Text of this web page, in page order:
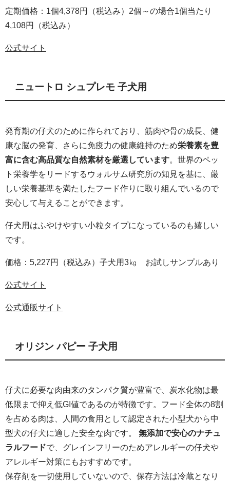
定期価格：1個4,378円（税込み）2個～の場合1個当たり
4,108円（税込み）
公式サイト
ニュートロ シュプレモ 子犬用
発育期の仔犬のために作られており、筋肉や骨の成長、健
康な脳の発育、さらに免疫力の健康維持のため栄養素を豊
富に含む高品質な自然素材を厳選しています 。世界のペッ
ト栄養学をリードするウォルサム研究所の知見を基に、厳
しい栄養基準を満たしたフード作りに取り組んでいるので
安心して与えることができます。
仔犬用はふやけやすい小粒タイプになっているのも嬉しい
です。
価格：5,227円（税込み）子犬用3㎏ お試しサンプルあり
公式サイト
公式通販サイト
オリジン パピー 子犬用
仔犬に必要な肉由来のタンパク質が豊富で、炭水化物は最
低限まで抑え低GI値であるのが特徴です。フード全体の8割
を占める肉は、人間の食用として認定された小型犬から中
型犬の仔犬に適した安全な肉です。 無添加で安心のナチュ
ラルフードで、グレインフリーのためアレルギーの仔犬や
アレルギー対策にもおすすめです。
保存剤を一切使用していないので、保存方法は冷蔵となり